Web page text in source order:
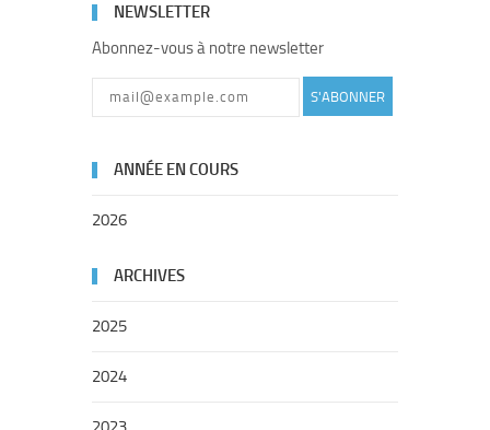
NEWSLETTER
Abonnez-vous à notre newsletter
S'ABONNER
ANNÉE EN COURS
2026
ARCHIVES
2025
2024